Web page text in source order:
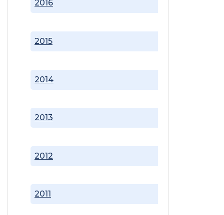
2011
2012
2013
2014
2015
2016